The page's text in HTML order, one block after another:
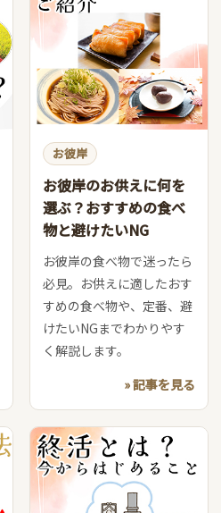
お彼岸
お彼岸のお供えに何を
選ぶ？おすすめの食べ
物と避けたいNG
お彼岸の食べ物で迷ったら
必見。お供えに適したおす
すめの食べ物や、定番、避
けたいNGまでわかりやす
く解説します。
» 記事を見る